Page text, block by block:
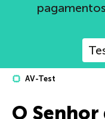
AV-Test
O Senhor